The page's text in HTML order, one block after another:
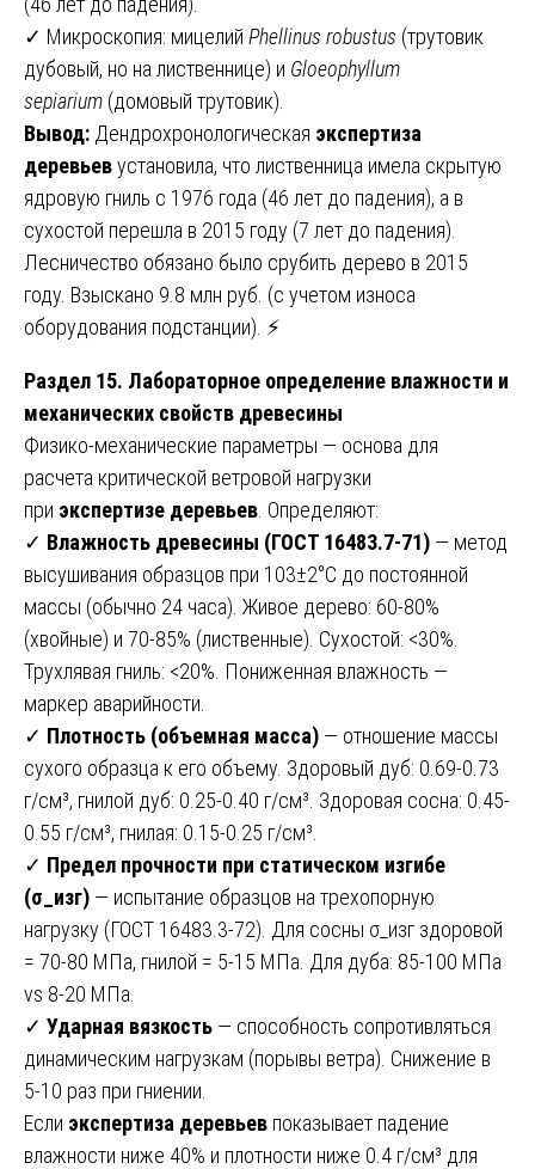
✓ Микроскопия: мицелий Phellinus robustus (трутовик
дубовый, но на лиственнице) и Gloeophyllum
sepiarium (домовый трутовик).
Вывод: Дендрохронологическая экспертиза
деревьевустановила, что лиственница имела скрытую
ядровую гниль с 1976 года (46 лет до падения), а в
сухостой перешла в 2015 году (7 лет до падения).
Лесничество обязано было срубить дерево в 2015
году. Взыскано 9.8 млн руб. (с учетом износа
оборудования подстанции). ⚡
Раздел 15. Лабораторное определение влажности и
механических свойств древесины
Физико-механические параметры — основа для
расчета критической ветровой нагрузки
при экспертизе деревьев . Определяют:
✓ Влажность древесины (ГОСТ 16483.7-71) — метод
высушивания образцов при 103±2°C до постоянной
массы (обычно 24 часа). Живое дерево: 60-80%
(хвойные) и 70-85% (лиственные). Сухостой: <30%.
Трухлявая гниль: <20%. Пониженная влажность —
маркер аварийности.
✓ Плотность (объемная масса) — отношение массы
сухого образца к его объему. Здоровый дуб: 0.69-0.73
г/см³, гнилой дуб: 0.25-0.40 г/см³. Здоровая сосна: 0.45-
0.55 г/см³, гнилая: 0.15-0.25 г/см³.
✓ Предел прочности при статическом изгибе
(σ_изг) — испытание образцов на трехопорную
нагрузку (ГОСТ 16483.3-72). Для сосны σ_изг здоровой
= 70-80 МПа, гнилой = 5-15 МПа. Для дуба: 85-100 МПа
vs 8-20 МПа.
✓ Ударная вязкость — способность сопротивляться
динамическим нагрузкам (порывы ветра). Снижение в
5-10 раз при гниении.
Если экспертиза деревьев показывает падение
влажности ниже 40% и плотности ниже 0.4 г/см³ для